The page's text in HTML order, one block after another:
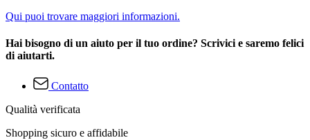
Qui puoi trovare maggiori informazioni.
Hai bisogno di un aiuto per il tuo ordine? Scrivici e saremo felici
di aiutarti.
Contatto
Qualità verificata
Shopping sicuro e affidabile